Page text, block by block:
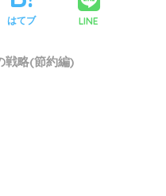
はてブ LINE
戦略(節約編)